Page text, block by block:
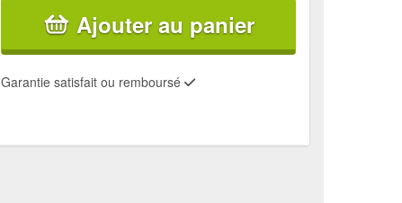
Ajouter au panier
Garantie satisfait ou remboursé